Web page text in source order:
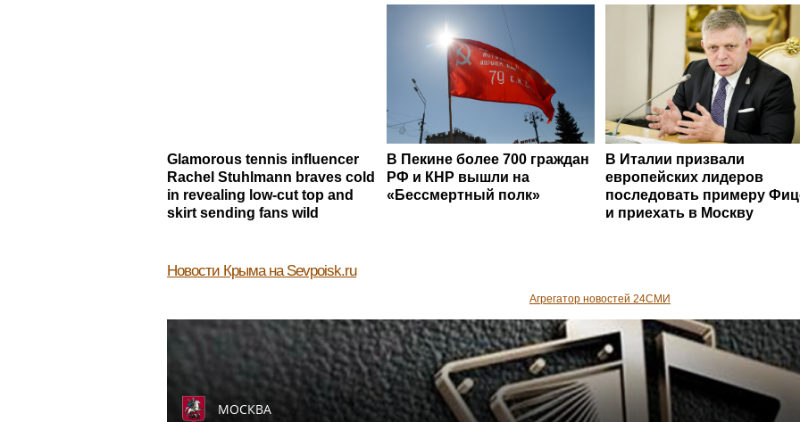
Glamorous tennis influencer
Rachel Stuhlmann braves cold
in revealing low-cut top and
skirt sending fans wild
В Пекине более 700 граждан
РФ и КНР вышли на
«Бессмертный полк»
В Италии призвали
европейских лидеров
последовать примеру
и приехать в Москву
Новости Крыма на Sevpoisk.ru
Агрегатор новостей 24СМИ
МОСКВА